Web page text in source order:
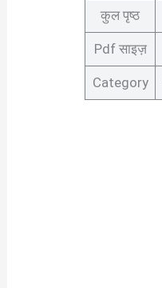
कुल पृष्ठ
Pdf साइज़
Category